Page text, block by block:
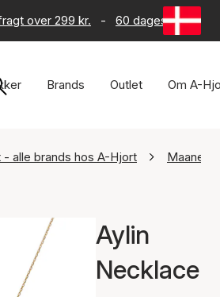
over 299 kr. - 60 dages returret
Brands Outlet Om A-
- alle brands hos A-Hjort
Aylin
Necklace